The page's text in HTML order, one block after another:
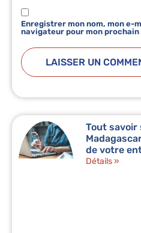
Enregistrer mon nom, mon e-
navigateur pour mon
Tout savoir
de votre
Détails »